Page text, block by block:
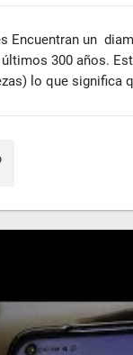
Encuentran un
300 años.
lo que significa